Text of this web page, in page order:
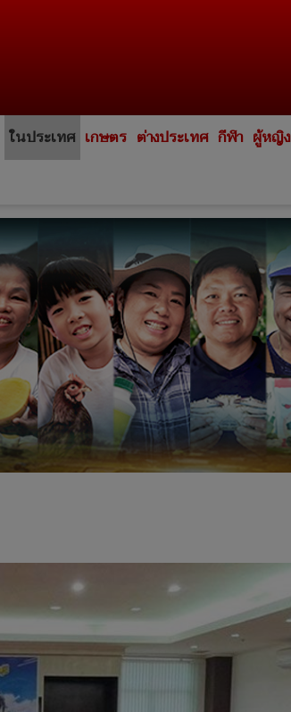
ในประเทศ เกษตร ต่างประเทศ กีฬา ผู้หญิง